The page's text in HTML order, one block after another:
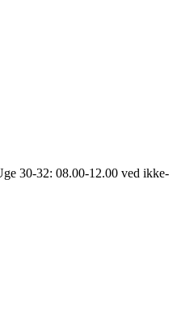
30-32: 08.00-12.00 ved ikke-